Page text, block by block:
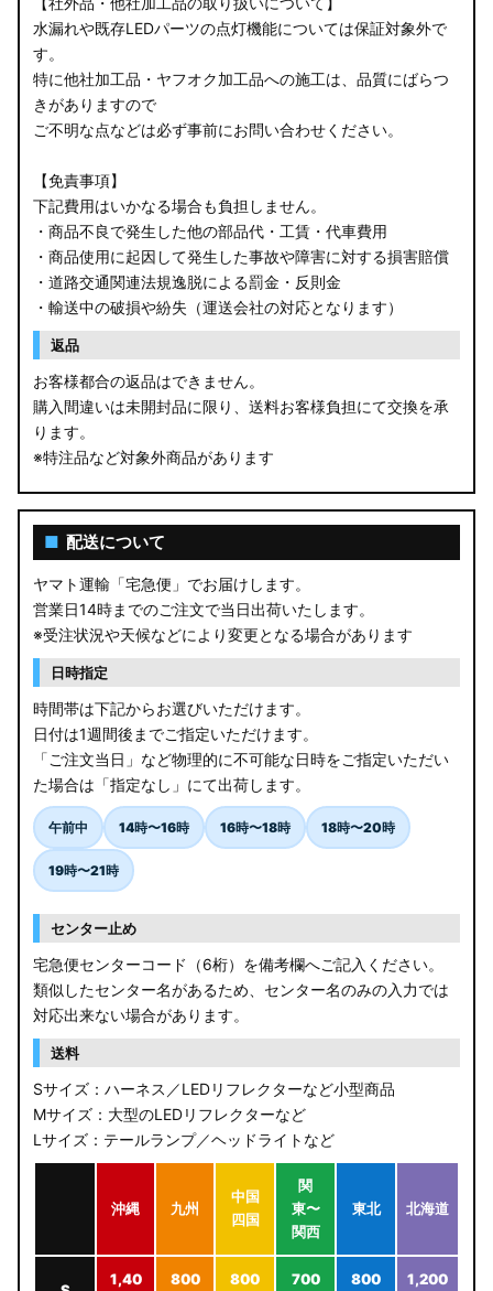
B34W/B35W/B37W/B38W ekクロススペース
B34W/B35W/B37W/B38W ekクロス
KG CX-8
GU クロストレック
GU インプレッサ
VN5 VNH レヴォーグ / レイバック
ZD8 BRZ
ZC6 BRZ
URJ201 LX570
AGL10W RX450h
USF/UVF4# LS600h
JF5/6 N-BOX カスタム
MK94S/MK54S スペーシア / カスタム
ZCEDS/ZDEDS/ZCDDS/ZDDDS スイフト
AZSH36W/AZSH37W クラウンスポーツ
LA400K コペン
汎用LEDバルブ
アウトレット
JB64W/JB74W/JC74W ジムニー/シエラ/ノマド
水漏れや既存LEDパーツの点灯機能については保証対象外で
す。
特に他社加工品・ヤフオク加工品への施工は、品質にばらつ
きがありますので
ご不明な点などは必ず事前にお問い合わせください。
【免責事項】
下記費用はいかなる場合も負担しません。
・商品不良で発生した他の部品代・工賃・代車費用
・商品使用に起因して発生した事故や障害に対する損害賠償
・道路交通関連法規逸脱による罰金・反則金
・輸送中の破損や紛失（運送会社の対応となります）
返品
お客様都合の返品はできません。
購入間違いは未開封品に限り、送料お客様負担にて交換を承
ります。
※特注品など対象外商品があります
■ 配送について
ヤマト運輸「宅急便」でお届けします。
営業日14時までのご注文で当日出荷いたします。
※受注状況や天候などにより変更となる場合があります
日時指定
時間帯は下記からお選びいただけます。
日付は1週間後までご指定いただけます。
「ご注文当日」など物理的に不可能な日時をご指定いただい
た場合は「指定なし」にて出荷します。
午前中 14時〜16時 16時〜18時 18時〜20時
19時〜21時
センター止め
宅急便センターコード（6桁）を備考欄へご記入ください。
類似したセンター名があるため、センター名のみの入力では
対応出来ない場合があります。
送料
Sサイズ：ハーネス／LEDリフレクターなど小型商品
Mサイズ：大型のLEDリフレクターなど
Lサイズ：テールランプ／ヘッドライトなど
沖縄 九州
中国
四国
関
東〜
関西
東北 北海道
1,40
800
800
700
800
1,200